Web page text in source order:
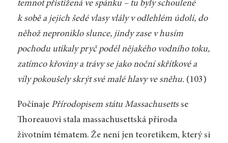
temnot přistižená ve spánku – tu byly schoulené
k sobě a jejich šedé vlasy vlály v odlehlém údolí, do
něhož neproniklo slunce, jindy zase v husím
pochodu utíkaly pryč podél nějakého vodního toku,
zatímco křoviny a trávy se jako noční skřítkové a
víly pokoušely skrýt své malé hlavy ve sněhu.(103)
Počínaje Přírodopisem státu Massachusettsse
Thoreauovi stala massachusettská příroda
životním tématem. Že není jen teoretikem, který si